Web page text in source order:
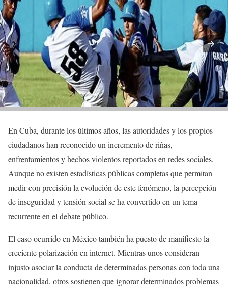
En Cuba, durante los últimos años, las autoridades y los propios
ciudadanos han reconocido un incremento de riñas,
enfrentamientos y hechos violentos reportados en redes sociales.
Aunque no existen estadísticas públicas completas que permitan
medir con precisión la evolución de este fenómeno, la percepción
de inseguridad y tensión social se ha convertido en un tema
recurrente en el debate público.
El caso ocurrido en México también ha puesto de manifiesto la
creciente polarización en internet. Mientras unos consideran
injusto asociar la conducta de determinadas personas con toda una
nacionalidad, otros sostienen que ignorar determinados problemas